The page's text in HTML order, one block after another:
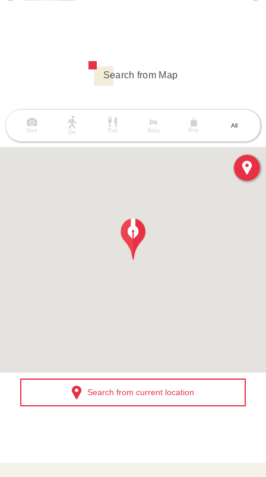
Search from Map
See Do Eat Stay Buy
All
Search from current location